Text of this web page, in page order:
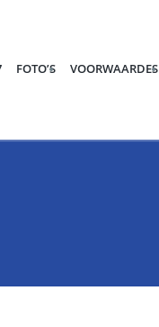
FOTO’S VOORWAARDES